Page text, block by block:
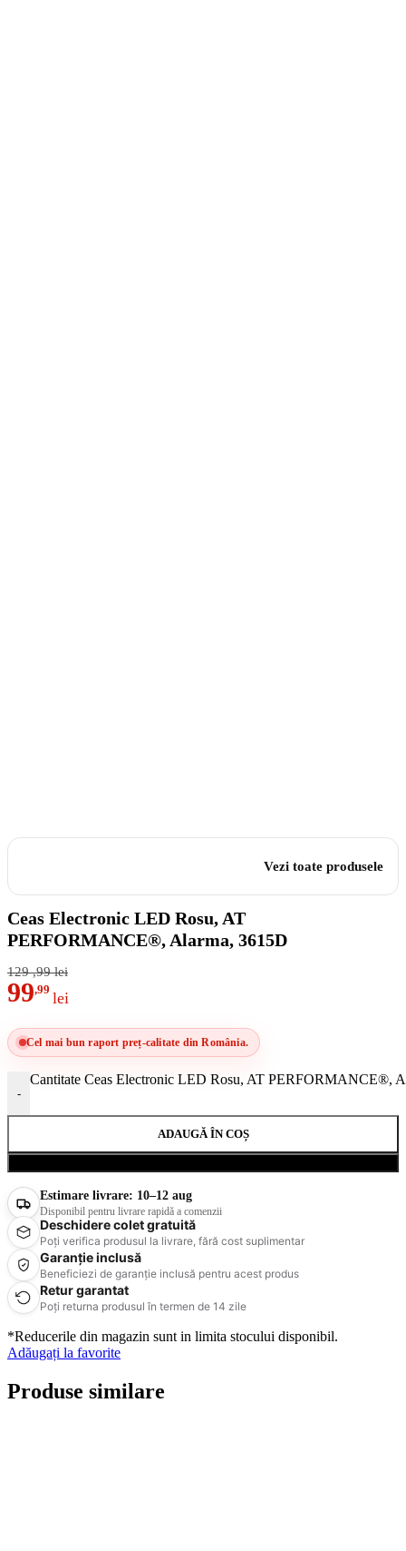
Vezi toate produsele
Ceas Electronic LED Rosu, AT
PERFORMANCE®, Alarma, 3615D
129 ,99 lei
99,99 lei
Cel mai bun raport preț-calitate din România.
-
Cantitate Ceas Electronic LED Rosu, AT PERFORMANCE®,
ADAUGĂ ÎN COȘ
Estimare livrare: 10–12 aug
Disponibil pentru livrare rapidă a comenzii
Deschidere colet gratuită
Poți verifica produsul la livrare, fără cost suplimentar
Garanție inclusă
Beneficiezi de garanție inclusă pentru acest produs
Retur garantat
Poți returna produsul în termen de 14 zile
*Reducerile din magazin sunt in limita stocului disponibil.
Adăugați la favorite
Produse similare